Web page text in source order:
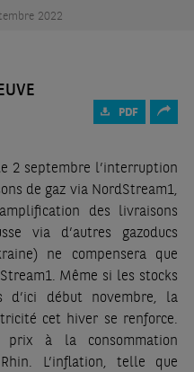
2022
PDF
2 septembre l’interruption
de gaz via NordStream1,
des livraisons
via d’autres gazoducs
ne compensera que
Même si les stocks
début novembre, la
cet hiver se renforce.
à la consommation
L’inflation, telle que